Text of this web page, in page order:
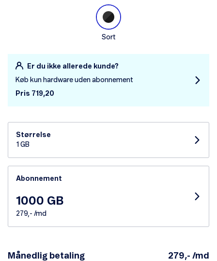
Sort
Er du ikke allerede kunde?
Køb kun hardware uden abonnement
Pris 719,20
Størrelse
1 GB
Abonnement
1000 GB
279,- /md
Månedlig betaling 279,- /md